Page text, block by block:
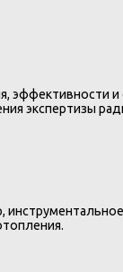
эффективности
экспертизы